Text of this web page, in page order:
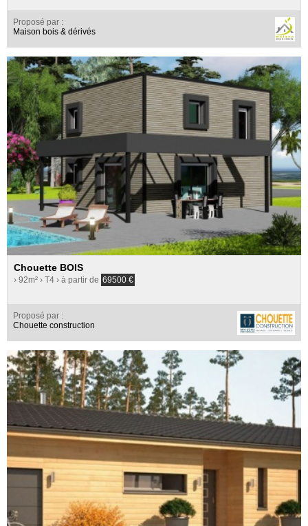
Proposé par :
Maison bois & dérivés
Chouette BOIS
› 92m² › T4 › à partir de 69500 €
Proposé par :
Chouette construction